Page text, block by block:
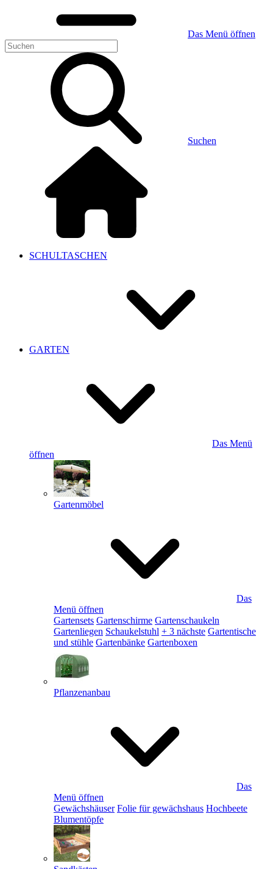
Das Menü öffnen
Suchen
SCHULTASCHEN
GARTEN
Das Menü
öffnen
Gartenmöbel
Das
Menü öffnen
Gartensets Gartenschirme Gartenschaukeln
Gartenliegen Schaukelstuhl + 3 nächste Gartentische
und stühle Gartenbänke Gartenboxen
Pflanzenanbau
Das
Menü öffnen
Gewächshäuser Folie für gewächshaus Hochbeete
Blumentöpfe